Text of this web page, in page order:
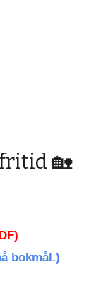
🏡
bokmål.)